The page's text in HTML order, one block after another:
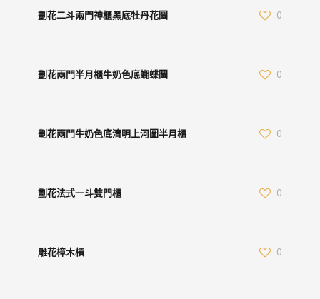
劃花二斗兩門神櫃黑底牡丹花圖 0
劃花兩門半月櫃牛奶色底蝴蝶圖 0
劃花兩門牛奶色底清明上河圖半月櫃 0
劃花法式一斗雙門櫃 0
雕花樟木槓 0